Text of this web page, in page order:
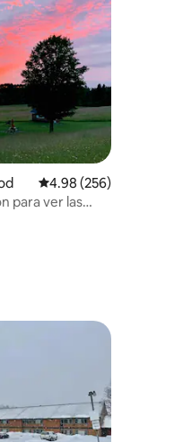
Calificación promedio:
4.98 (256)
para ver las